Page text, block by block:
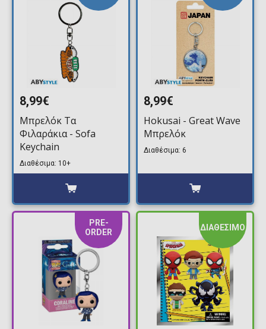
8,99€
Μπρελόκ Τα
Φιλαράκια - Sofa
Keychain
Διαθέσιμα: 10+
8,99€
Hokusai - Great Wave
Μπρελόκ
Διαθέσιμα: 6
PRE-
ORDER
ΔΙΑΘΕΣΙΜΟ